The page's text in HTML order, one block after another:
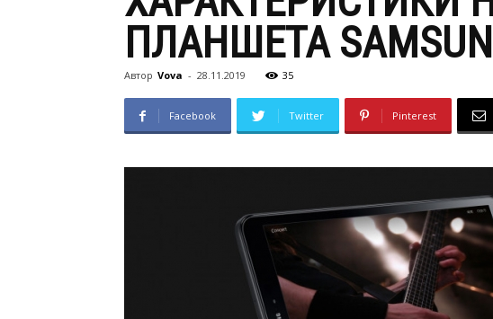
ПЛАНШЕТА
Автор Vova - 28.11.2019 35
Facebook Twitter Pinterest